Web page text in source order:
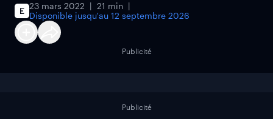
23 mars 2022
21 min
Disponible jusqu'au 12 septembre 2026
Publicité
Publicité